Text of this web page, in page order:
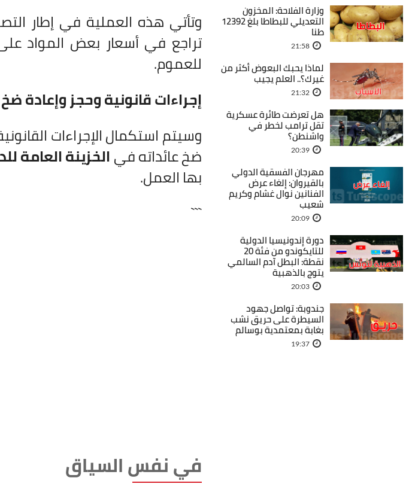
وتأتي هذه العملية في إطار
تراجع في أسعار بعض المواد على
للعموم.
إجراءات قانونية وحجز وإعادة
وسيتم استكمال الإجراءات
ضخ عائداته فيالخزينة العامة
بها العمل.
```
في نفس السياق
وزارة الفلاحة: المخزون
التعديلي للبطاطا بلغ 12392
طنا
21:58
لماذا يحبك البعوض أكثر من
غيرك؟.. العلم يجيب
21:32
هل تعرضت طائرة عسكرية
تقل ترامب لخطر في
واشنطن؟
20:39
مهرجان الفسقية الدولي
بالقيروان: إلغاء عرض
الفنانين نوال غشام وكريم
شعيب
20:09
دورة إندونيسيا الدولية
للتايكوندو من فئة 20
نقطة: البطل آدم السالمي
يتوج بالذهبية
20:03
جندوبة: تواصل جهود
السيطرة على حريق نشب
بغابة بمعتمدية بوسالم
19:37